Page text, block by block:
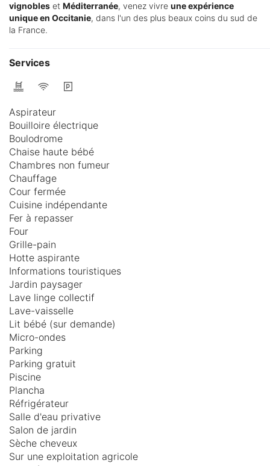
vignobles et Méditerranée, venez vivre une expérience
unique en Occitanie, dans l'un des plus beaux coins du sud de
la France.
Services
Aspirateur
Bouilloire électrique
Boulodrome
Chaise haute bébé
Chambres non fumeur
Chauffage
Cour fermée
Cuisine indépendante
Fer à repasser
Four
Grille-pain
Hotte aspirante
Informations touristiques
Jardin paysager
Lave linge collectif
Lave-vaisselle
Lit bébé (sur demande)
Micro-ondes
Parking
Parking gratuit
Piscine
Plancha
Réfrigérateur
Salle d'eau privative
Salon de jardin
Sèche cheveux
Sur une exploitation agricole